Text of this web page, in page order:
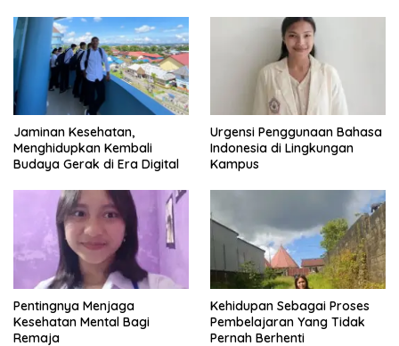
Jaminan Kesehatan,
Menghidupkan Kembali
Budaya Gerak di Era Digital
Urgensi Penggunaan Bahasa
Indonesia di Lingkungan
Kampus
Pentingnya Menjaga
Kesehatan Mental Bagi
Remaja
Kehidupan Sebagai Proses
Pembelajaran Yang Tidak
Pernah Berhenti